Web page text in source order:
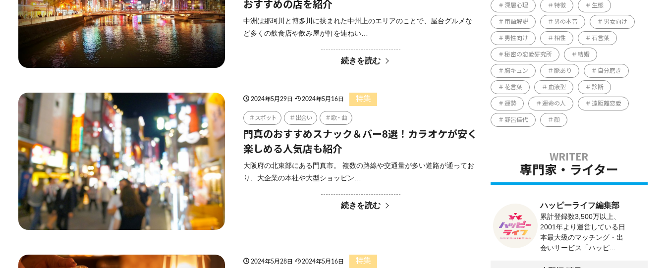
おすすめの店を紹介
中洲は那珂川と博多川に挟まれた中州上のエリアのことで、屋台グルメな
ど多くの飲食店や飲み屋が軒を連ねい…
続きを読む
2024年5月29日 2024年5月16日 特集
スポット 出会い 歌・曲
門真のおすすめスナック＆バー8選！カラオケが安く
楽しめる人気店も紹介
大阪府の北東部にある門真市。 複数の路線や交通量が多い道路が通ってお
り、大企業の本社や大型ショッピン…
続きを読む
2024年5月28日 2024年5月16日 特集
深層心理 特徴 生態
用語解説 男の本音 男女向け
男性向け 相性 石言葉
秘密の恋愛研究所 結婚
胸キュン 脈あり 自分磨き
花言葉 血液型 診断
運勢 運命の人 遠距離恋愛
野呂佳代 顔
専門家・ライター
ハッピーライフ編集部
累計登録数3,500万以上、
2001年より運営している日
本最大級のマッチング・出
会いサービス「ハッピ...